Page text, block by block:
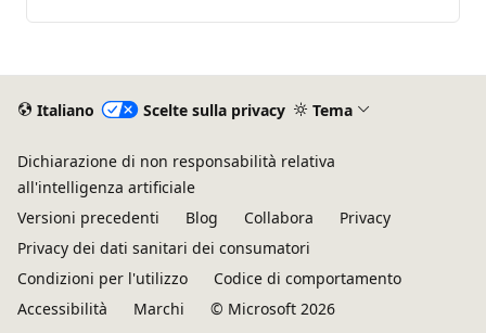
Italiano Scelte sulla privacy Tema
Dichiarazione di non responsabilità relativa
all'intelligenza artificiale
Versioni precedenti
Blog Collabora
Privacy
Privacy dei dati sanitari dei consumatori
Condizioni per l'utilizzo
Codice di comportamento
Accessibilità
Marchi © Microsoft 2026